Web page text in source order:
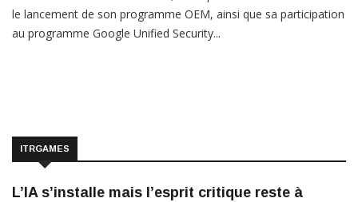
le lancement de son programme OEM, ainsi que sa participation
au programme Google Unified Security...
ITRGAMES
L’IA s’installe mais l’esprit critique reste à